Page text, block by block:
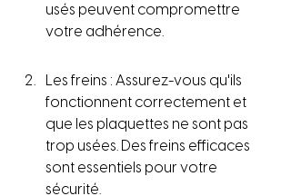
usés peuvent compromettre
votre adhérence.
Les freins : Assurez-vous qu'ils
fonctionnent correctement et
que les plaquettes ne sont pas
trop usées. Des freins efficaces
sont essentiels pour votre
sécurité.